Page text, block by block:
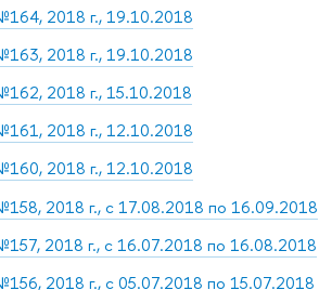
2018 г., 19.10.2018
2018 г., 19.10.2018
2018 г., 15.10.2018
2018 г., 12.10.2018
2018 г., 12.10.2018
2018 г., с 17.08.2018 по 16.09.2018
2018 г., с 16.07.2018 по 16.08.2018
2018 г., с 05.07.2018 по 15.07.2018